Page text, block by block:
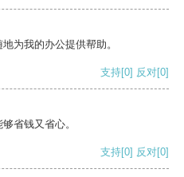
为我的办公提供帮助。
支持[0] 反对[0]
省钱又省心。
支持[0] 反对[0]